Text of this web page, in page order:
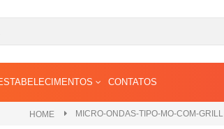
CONTATOS
HOME MICRO-ONDAS-TIPO-MO-COM-GRILL